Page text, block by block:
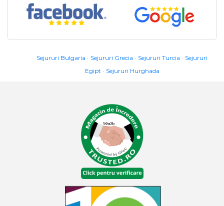
Sejururi Bulgaria Sejururi Grecia Sejururi Turcia
Sejururi
Egipt
Sejururi Hurghada